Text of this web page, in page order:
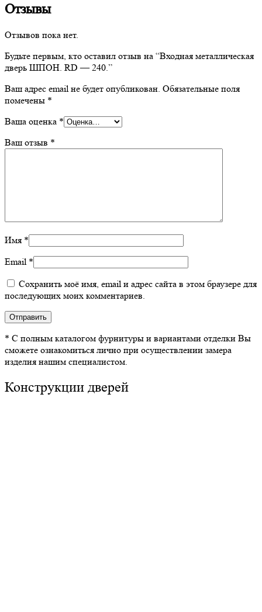
Отзывы
Отзывов пока нет.
Будьте первым, кто оставил отзыв на “Входная металлическая
дверь ШПОН. RD — 240.”
Ваш адрес email не будет опубликован. Обязательные поля
помечены *
Ваша оценка *
Ваш отзыв *
Имя *
Email *
Сохранить моё имя, email и адрес сайта в этом браузере для
последующих моих комментариев.
* С полным каталогом фурнитуры и вариантами отделки Вы
сможете ознакомиться лично при осуществлении замера
изделия нашим специалистом.
Конструкции дверей